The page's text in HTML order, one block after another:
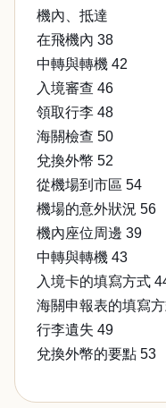
機內、抵達
在飛機內 38
中轉與轉機 42
入境審查 46
領取行李 48
海關檢查 50
兌換外幣 52
從機場到市區 54
機場的意外狀況 56
機內座位周邊 39
中轉與轉機 43
入境卡的填寫方式
海關申報表的填寫
行李遺失 49
兌換外幣的要點 53